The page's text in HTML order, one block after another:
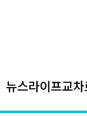
뉴스라이프교